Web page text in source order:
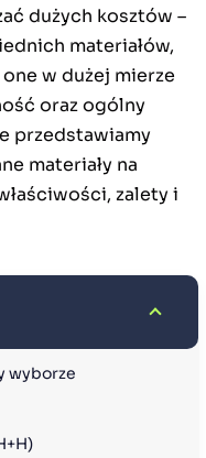
dużych kosztów –
materiałów,
one w dużej mierze
oraz ogólny
przedstawiamy
materiały na
zalety i
wyborze